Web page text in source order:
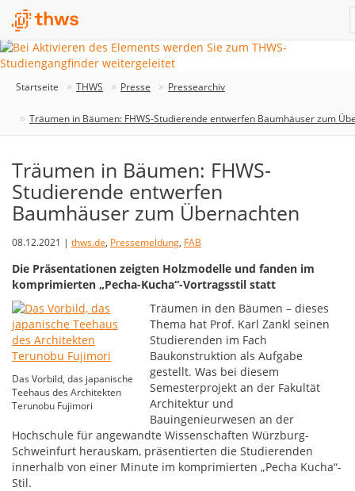
Startseite THWS Presse Pressearchiv
Träumen in Bäumen: FHWS-Studierende entwerfen Baumhäuser zum
Träumen in Bäumen: FHWS-
Studierende entwerfen
Baumhäuser zum Übernachten
08.12.2021 | thws.de, Pressemeldung, FAB
Die Präsentationen zeigten Holzmodelle und fanden im
komprimierten „Pecha-Kucha“-Vortragsstil statt
Das Vorbild, das japanische
Teehaus des Architekten
Terunobu Fujimori
Träumen in den Bäumen – dieses
Thema hat Prof. Karl Zankl seinen
Studierenden im Fach
Baukonstruktion als Aufgabe
gestellt. Was bei diesem
Semesterprojekt an der Fakultät
Architektur und
Bauingenieurwesen an der
Hochschule für angewandte Wissenschaften Würzburg-
Schweinfurt herauskam, präsentierten die Studierenden
innerhalb von einer Minute im komprimierten „Pecha Kucha“-
Stil.